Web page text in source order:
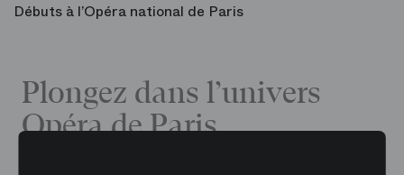
Débuts à l’Opéra national de Paris
Plongez dans l’univers
Opéra de Paris